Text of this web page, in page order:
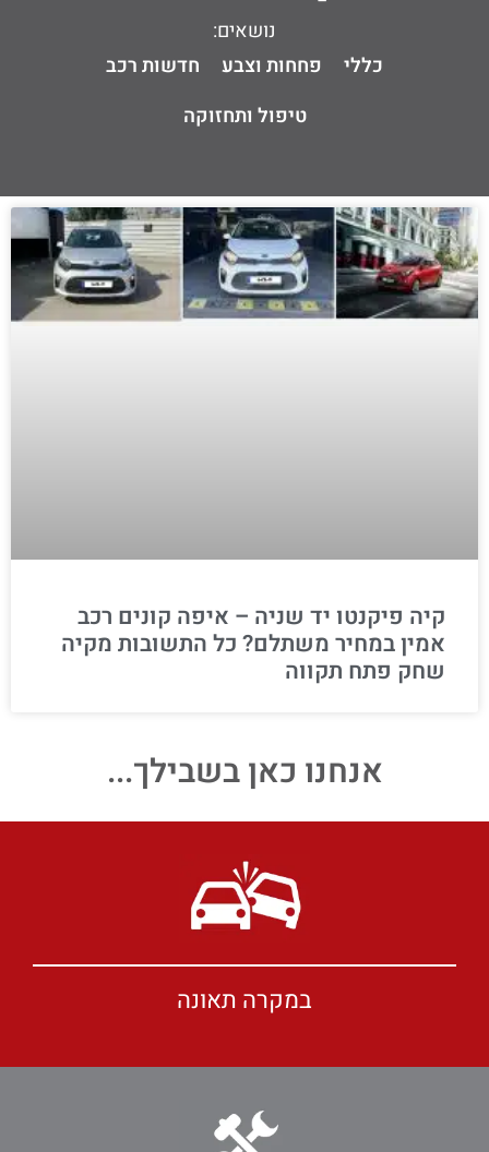
נושאים:
כללי
פחחות וצבע
חדשות רכב
טיפול ותחזוקה
קיה פיקנטו יד שניה – איפה קונים רכב
אמין במחיר משתלם? כל התשובות מקיה
שחק פתח תקווה
אנחנו כאן בשבילך...
במקרה תאונה